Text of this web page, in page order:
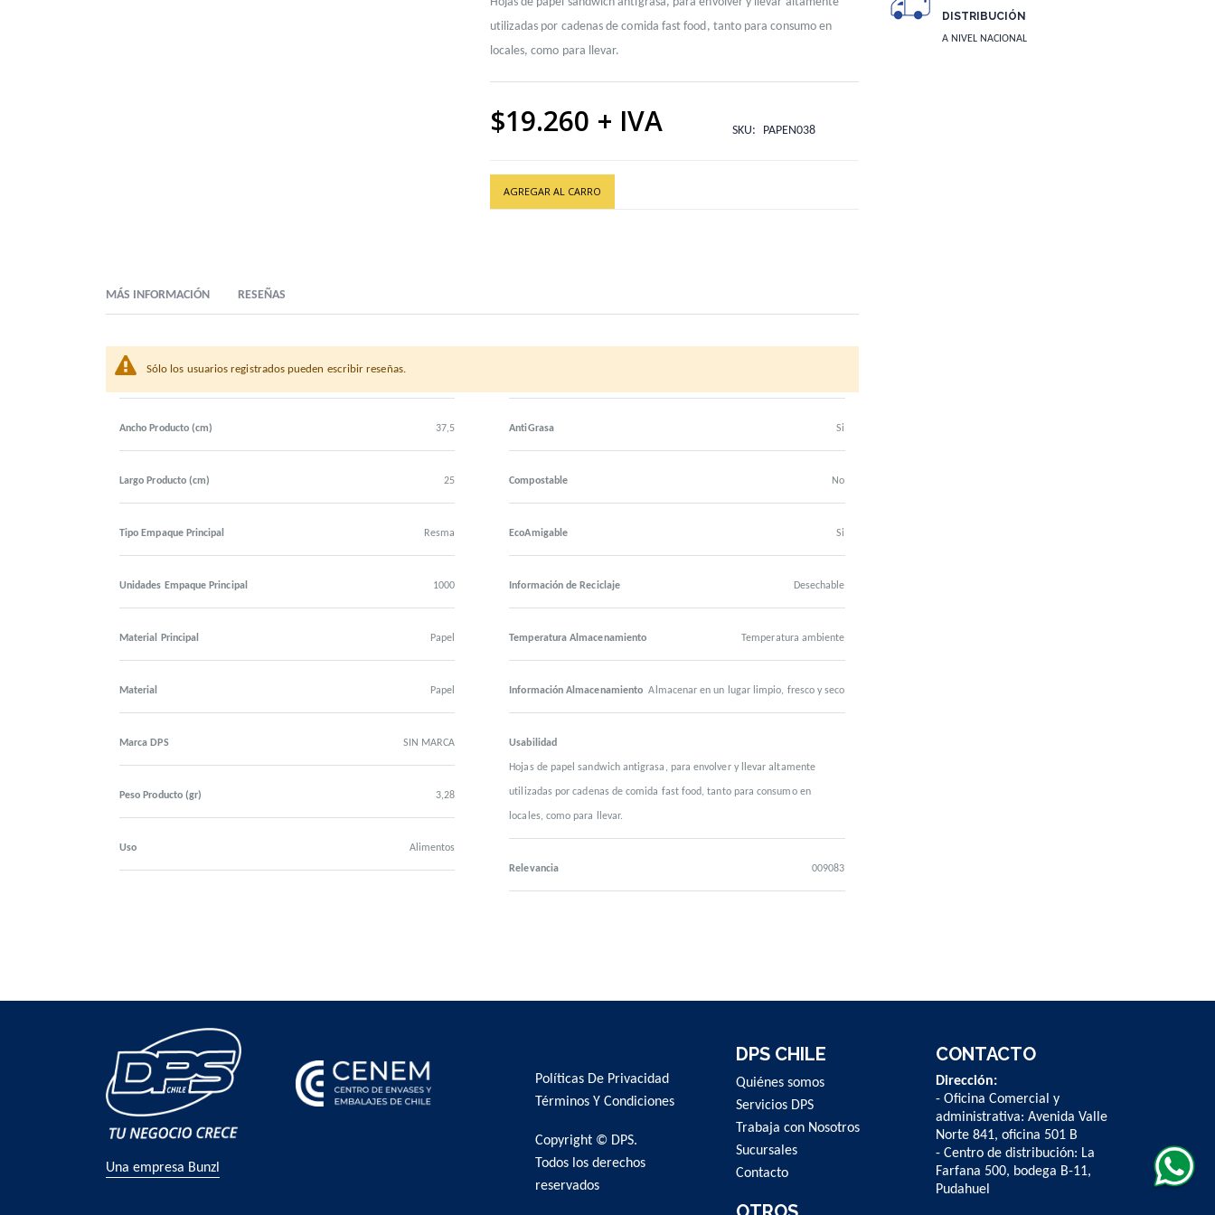
utilizadas por cadenas de comida fast food, tanto para consumo en
locales, como para llevar.
$19.260 SKU PAPEN038
AGREGAR AL CARRO
MÁS INFORMACIÓN
Descripción Comercial PAPEL ANTIGRASA 37,5X25 CM GENERICO (1X1000)
Ancho Producto (cm) 37,5
Largo Producto (cm) 25
Tipo Empaque Principal Resma
Unidades Empaque Principal 1000
Material Principal Papel
Material Papel
Marca DPS SIN MARCA
Peso Producto (gr) 3,28
Uso Alimentos
AntiGrasa Si
Compostable No
EcoAmigable Si
Información de Reciclaje Desechable
Temperatura Almacenamiento Temperatura ambiente
Información Almacenamiento Almacenar en un lugar limpio, fresco y seco
Usabilidad
Hojas de papel sandwich antigrasa, para envolver y llevar altamente
utilizadas por cadenas de comida fast food, tanto para consumo en
locales, como para llevar.
Relevancia 009083
RESEÑAS
Sólo los usuarios registrados pueden escribir reseñas.
DISTRIBUCIÓN
A NIVEL NACIONAL
Una empresa Bunzl
Políticas De Privacidad
Términos Y Condiciones
Copyright © DPS.
Todos los derechos
reservados
DPS CHILE
Quiénes somos
Servicios DPS
Trabaja con Nosotros
Sucursales
Contacto
CONTACTO
Dirección:
- Oficina Comercial y
administrativa: Avenida Valle
Norte 841, oficina 501 B
- Centro de distribución: La
Farfana 500, bodega B-11,
Pudahuel